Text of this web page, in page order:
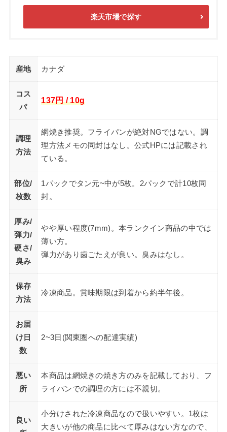
楽天市場で探す
産地 カナダ
コス
パ
137円 / 10g
調理
方法
網焼き推奨。フライパンが絶対NGではない。調
理方法メモの同封はなし。公式HPには記載され
ている。
部位/
枚数
1パックでタン元~中が5枚。2パックで計10枚同
封。
厚み/
弾力/
硬さ/
臭み
やや厚い程度(7mm)。本ランクイン商品の中では
薄い方。
弾力があり歯ごたえが良い。臭みはなし。
保存
方法
冷凍商品。賞味期限は到着から約半年後。
お届
け日
数
2~3日(関東圏への配達実績)
悪い
所
本商品は網焼きの焼き方のみを記載しており、フ
ライパンでの調理の方には不親切。
良い
小分けされた冷凍商品なので扱いやすい。1枚は
大きいが他の商品に比べて厚みはない方なので、